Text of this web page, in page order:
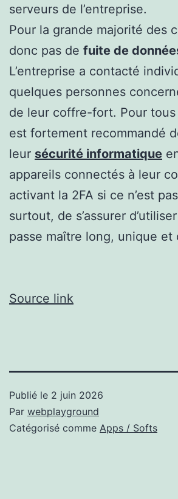
serveurs de l’entreprise.
Pour la grande majorité des
donc pas de fuite de
L’entreprise a contacté
quelques personnes
de leur coffre-fort. Pour
est fortement recommandé
leur sécurité informatique
appareils connectés à leur
activant la 2FA si ce n’est
surtout, de s’assurer
passe maître long, unique et
Source link
Publié le 2 juin 2026
Par webplayground
Catégorisé comme Apps / Softs